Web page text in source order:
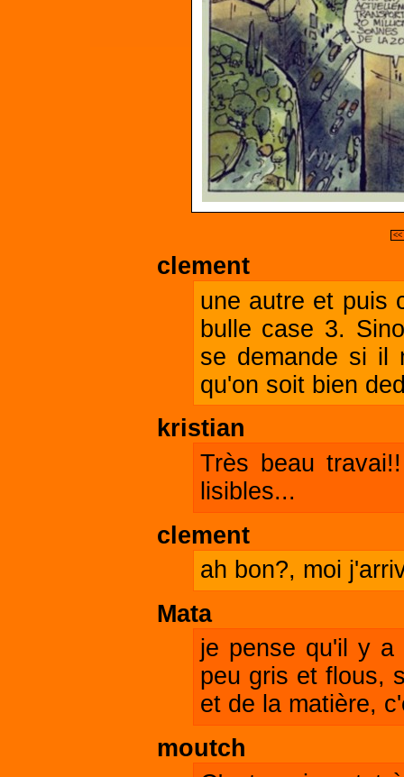
<<
clement
une autre et puis
bulle case 3.
se demande si il
qu'on soit bien
kristian
Très beau
lisibles...
clement
ah bon?, moi
Mata
je pense qu'il y a
peu gris et flous,
et de la matière,
moutch